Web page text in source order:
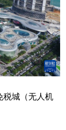
税城（无人机